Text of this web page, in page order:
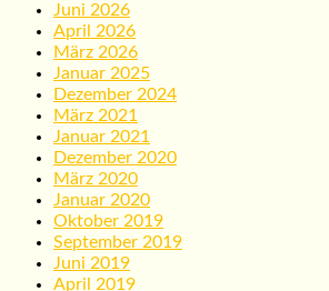
Juni 2026
April 2026
März 2026
Januar 2025
Dezember 2024
März 2021
Januar 2021
Dezember 2020
März 2020
Januar 2020
Oktober 2019
September 2019
Juni 2019
April 2019